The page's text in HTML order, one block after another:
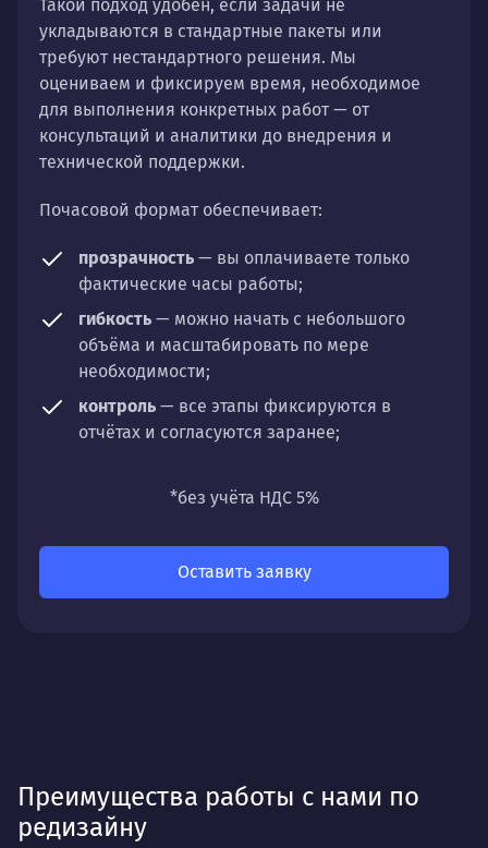
Такой подход удобен, если задачи не
укладываются в стандартные пакеты или
требуют нестандартного решения. Мы
оцениваем и фиксируем время, необходимое
для выполнения конкретных работ — от
консультаций и аналитики до внедрения и
технической поддержки.
Почасовой формат обеспечивает:
прозрачность — вы оплачиваете только
фактические часы работы;
гибкость — можно начать с небольшого
объёма и масштабировать по мере
необходимости;
контроль — все этапы фиксируются в
отчётах и согласуются заранее;
направлений: стратегии, настройки,
*без учёта НДС 5%
Оставить заявку
Преимущества работы с нами по
редизайну